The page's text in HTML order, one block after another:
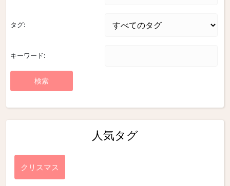
タグ:
キーワード:
人気タグ
クリスマス